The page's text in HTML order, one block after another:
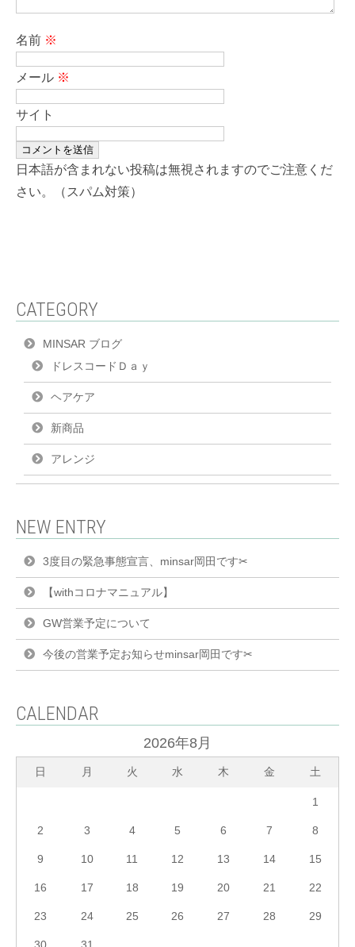
名前 ※
メール ※
サイト
日本語が含まれない投稿は無視されますのでご注意くだ
さい。（スパム対策）
CATEGORY
MINSAR ブログ
ドレスコードＤａｙ
ヘアケア
新商品
アレンジ
NEW ENTRY
3度目の緊急事態宣言、minsar岡田です✂︎
【withコロナマニュアル】
GW営業予定について
今後の営業予定お知らせminsar岡田です✂︎
CALENDAR
2026年8月
日 月 火 水 木 金 土
1
2 3 4 5 6 7 8
9 10 11 12 13 14 15
16 17 18 19 20 21 22
23 24 25 26 27 28 29